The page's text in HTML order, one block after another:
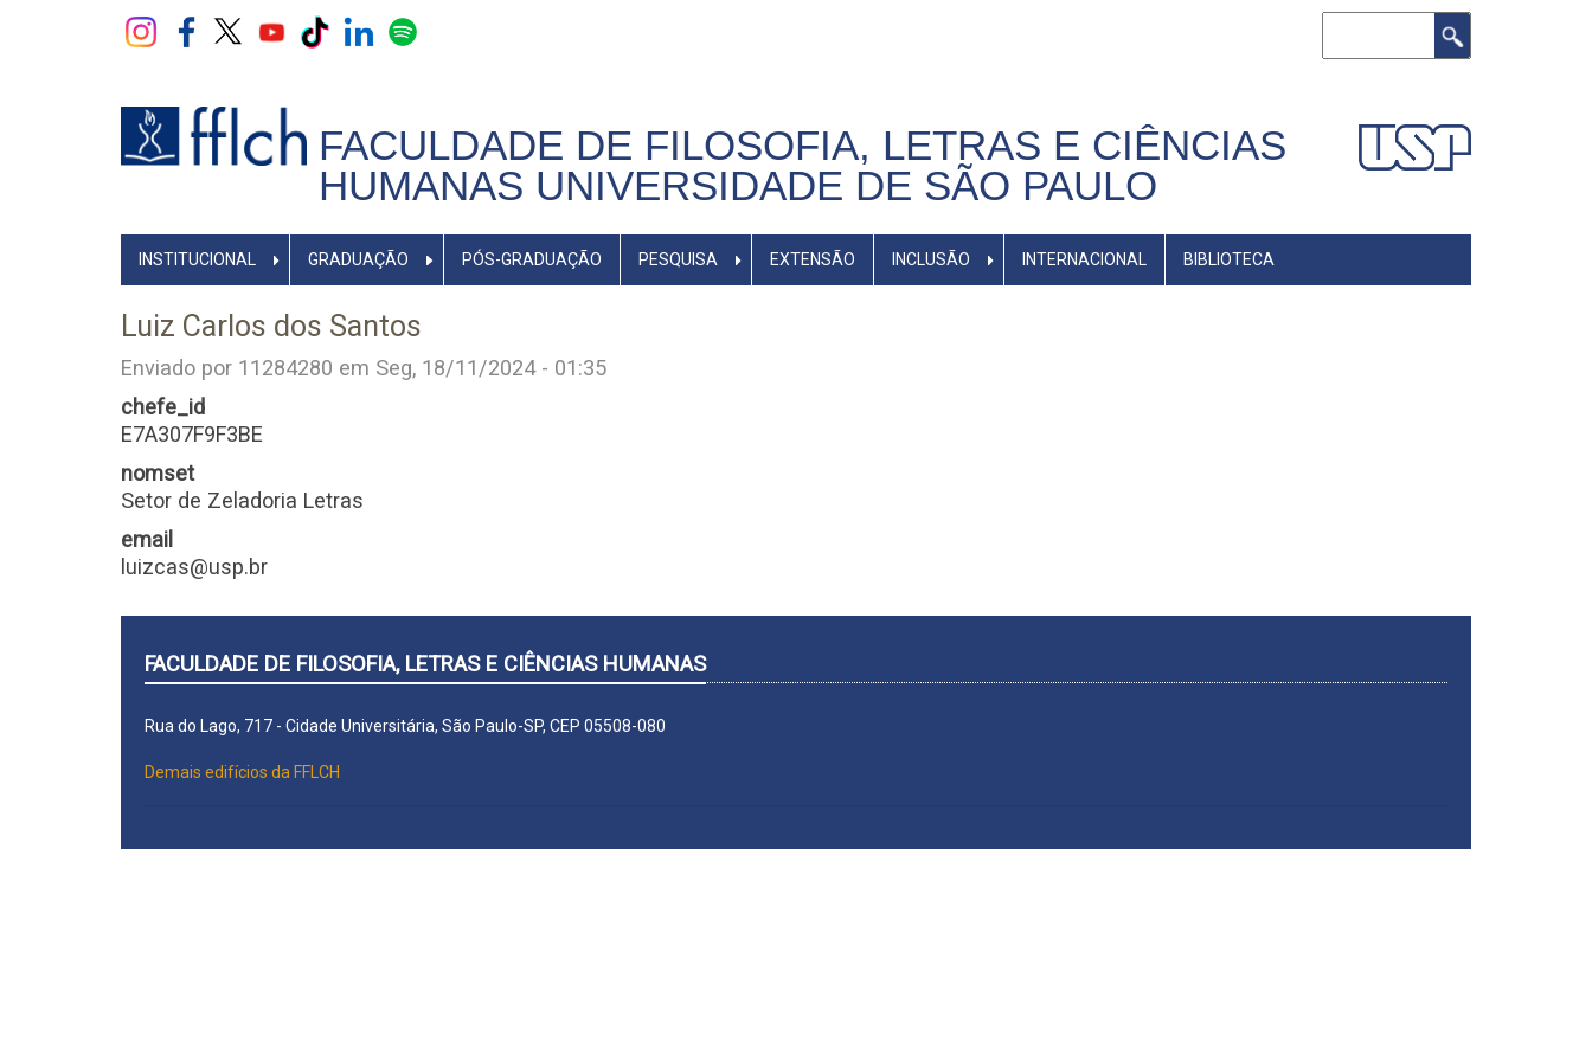
FACULDADE DE FILOSOFIA, LETRAS E CIÊNCIAS
HUMANAS UNIVERSIDADE DE SÃO PAULO
NAVEGADOR
PRINCIPAL
INSTITUCIONAL GRADUAÇÃO PÓS-GRADUAÇÃO PESQUISA EXTENSÃO INCLUSÃO INTERNACIONAL BIBLIOTECA
Luiz Carlos dos Santos
Enviado por 11284280 em Seg, 18/11/2024 - 01:35
chefe_id
E7A307F9F3BE
nomset
Setor de Zeladoria Letras
email
luizcas@usp.br
FACULDADE DE FILOSOFIA, LETRAS E CIÊNCIAS HUMANAS
Rua do Lago, 717 - Cidade Universitária, São Paulo-SP, CEP 05508-080
Demais edifícios da FFLCH